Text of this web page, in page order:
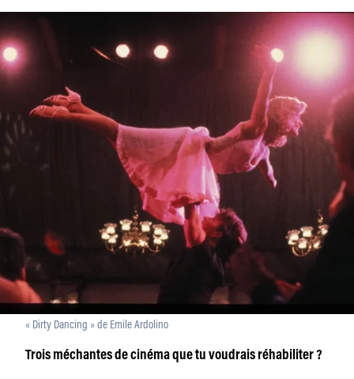
« Dirty Dancing » de Emile Ardolino
Trois méchantes de cinéma que tu voudrais réhabiliter ?